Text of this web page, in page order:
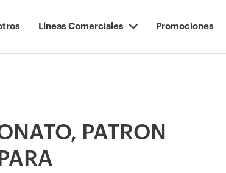
Líneas Comerciales Promociones
PATRON